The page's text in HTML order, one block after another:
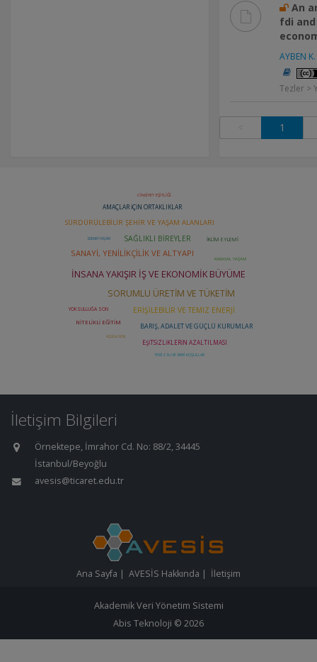
An
fdi
AYBEN K.
Tezler >
1
İletişim Bilgileri
Örnektepe, İmrahor Cd. No: 88/2, 34445
İstanbul/Beyoğlu
avesis@ticaret.edu.tr
Ana Sayfa | AVESİS Hakkında | İletişim
Akademik Veri Yönetim Sistemi
Abis Teknoloji © 2026